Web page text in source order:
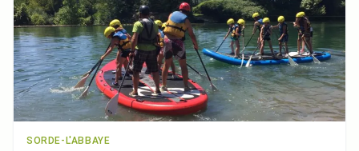
SORDE-L'ABBAYE